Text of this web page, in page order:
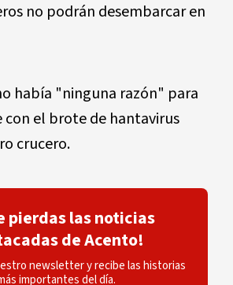
no podrán desembarcar en
había "ninguna razón" para
el brote de hantavirus
crucero.
pierdas las noticias
de Acento!
newsletter y recibe las historias
importantes del día.